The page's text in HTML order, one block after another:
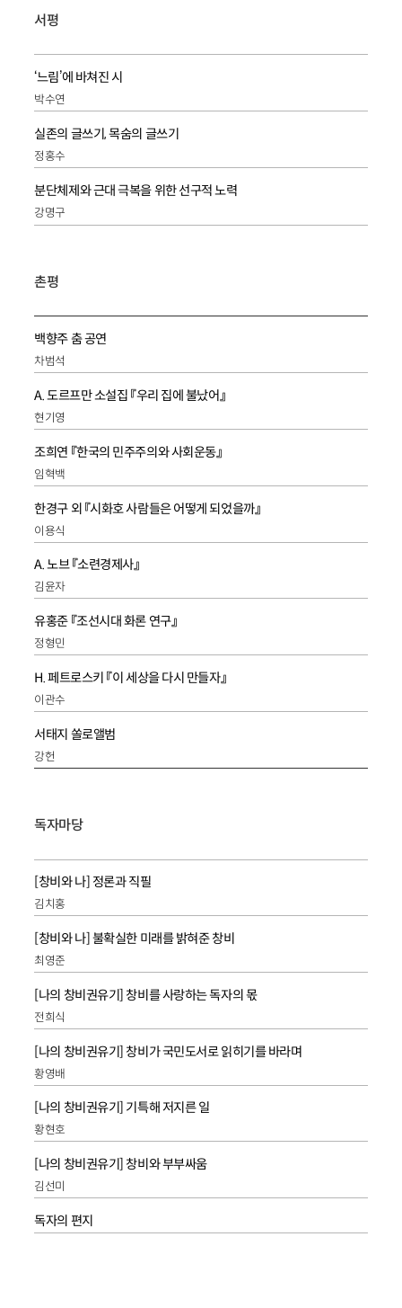
서평
‘느림’에 바쳐진 시
박수연
실존의 글쓰기, 목숨의 글쓰기
정홍수
분단체제와 근대 극복을 위한 선구적 노력
강명구
촌평
백향주 춤 공연
차범석
A. 도르프만 소설집 『우리 집에 불났어』
현기영
조희연 『한국의 민주주의와 사회운동』
임혁백
한경구 외 『시화호 사람들은 어떻게 되었을까』
이용식
A. 노브 『소련경제사』
김윤자
유홍준 『조선시대 화론 연구』
정형민
H. 페트로스키 『이 세상을 다시 만들자』
이관수
서태지 쏠로앨범
강헌
독자마당
[창비와 나] 정론과 직필
김치홍
[창비와 나] 불확실한 미래를 밝혀준 창비
최영준
[나의 창비권유기] 창비를 사랑하는 독자의 몫
전희식
[나의 창비권유기] 창비가 국민도서로 읽히기를 바라며
황영배
[나의 창비권유기] 기특해 저지른 일
황현호
[나의 창비권유기] 창비와 부부싸움
김선미
독자의 편지